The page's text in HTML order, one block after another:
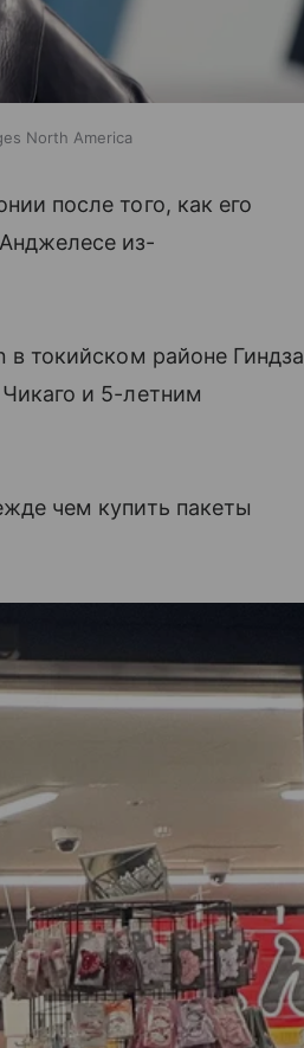
North America
после того, как его
из-
в токийском районе Гиндза
и 5-летним
чем купить пакеты